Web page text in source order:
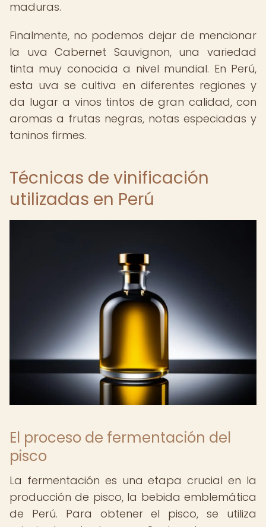
maduras.
Finalmente, no podemos dejar de mencionar
la uva Cabernet Sauvignon, una variedad
tinta muy conocida a nivel mundial. En Perú,
esta uva se cultiva en diferentes regiones y
da lugar a vinos tintos de gran calidad, con
aromas a frutas negras, notas especiadas y
taninos firmes.
Técnicas de vinificación
utilizadas en Perú
El proceso de fermentación del
pisco
La fermentación es una etapa crucial en la
producción de pisco, la bebida emblemática
de Perú. Para obtener el pisco, se utiliza